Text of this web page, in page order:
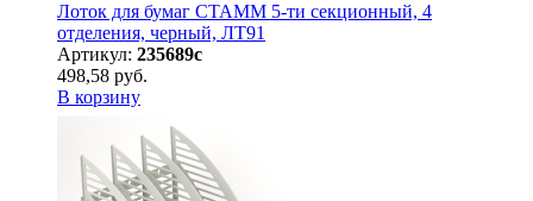
Лоток для бумаг СТАММ 5-ти секционный, 4
отделения, черный, ЛТ91
Артикул: 235689с
498,58 руб.
В корзину